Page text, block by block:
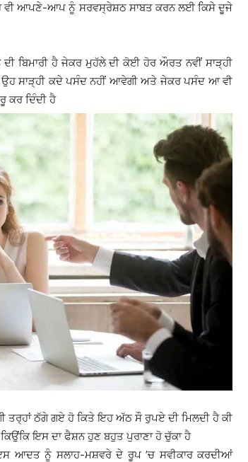
ਵੀ ਆਪਣੇ-ਆਪ ਨੂੰ ਸਰਵਸ੍ਰੇਸ਼ਠ ਸਾਬਤ ਕਰਨ ਲਈ ਕਿਸੇ ਦੂਜੇ
ਬਿਮਾਰੀ ਹੈ ਜੇਕਰ ਮੁਹੱਲੇ ਦੀ ਕੋਈ ਹੋਰ ਔਰਤ ਨਵੀਂ ਸਾੜ੍ਹੀ
ਸਾੜ੍ਹੀ ਕਦੇ ਪਸੰਦ ਨਹੀਂ ਆਵੇਗੀ ਅਤੇ ਜੇਕਰ ਪਸੰਦ ਆ ਵੀ
ਕਰ ਦਿੰਦੀ ਹੈ
ਤਰ੍ਹਾਂ ਠੱਗੇ ਗਏ ਹੋ ਕਿਤੇ ਇਹ ਅੱਠ ਸੌ ਰੁਪਏ ਦੀ ਮਿਲਦੀ ਹੈ ਕੀ
ਇਸ ਦਾ ਫੈਸ਼ਨ ਹੁਣ ਬਹੁਤ ਪੁਰਾਣਾ ਹੋ ਚੁੱਕਾ ਹੈ
ਆਦਤ ਨੂੰ ਸਲਾਹ-ਮਸ਼ਵਰੇ ਦੇ ਰੂਪ ’ਚ ਸਵੀਕਾਰ ਕਰਦੀਆਂ